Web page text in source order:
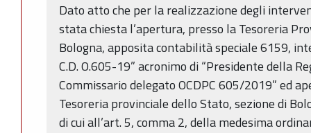
Dato atto che per la realizzazione degli
stata chiesta l’apertura, presso la Tesoreria
Bologna, apposita contabilità speciale 6159,
C.D. O.605-19” acronimo di “Presidente della
Commissario delegato OCDPC 605/2019” ed
Tesoreria provinciale dello Stato, sezione di
di cui all’art. 5, comma 2, della medesima